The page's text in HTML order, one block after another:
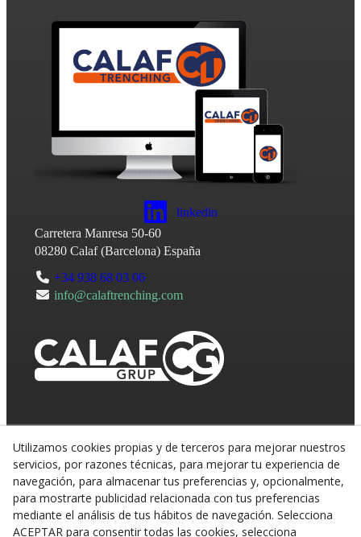
linkedin
Carretera Manresa 50-60
08280 Calaf(Barcelona) España
+34 938 68 03 06
info@calaftrenching.com
Utilizamos cookies propias y de terceros para mejorar nuestros
servicios, por razones técnicas, para mejorar tu experiencia de
navegación, para almacenar tus preferencias y, opcionalmente,
para mostrarte publicidad relacionada con tus preferencias
mediante el análisis de tus hábitos de navegación. Selecciona
ACEPTAR para consentir todas las cookies, selecciona